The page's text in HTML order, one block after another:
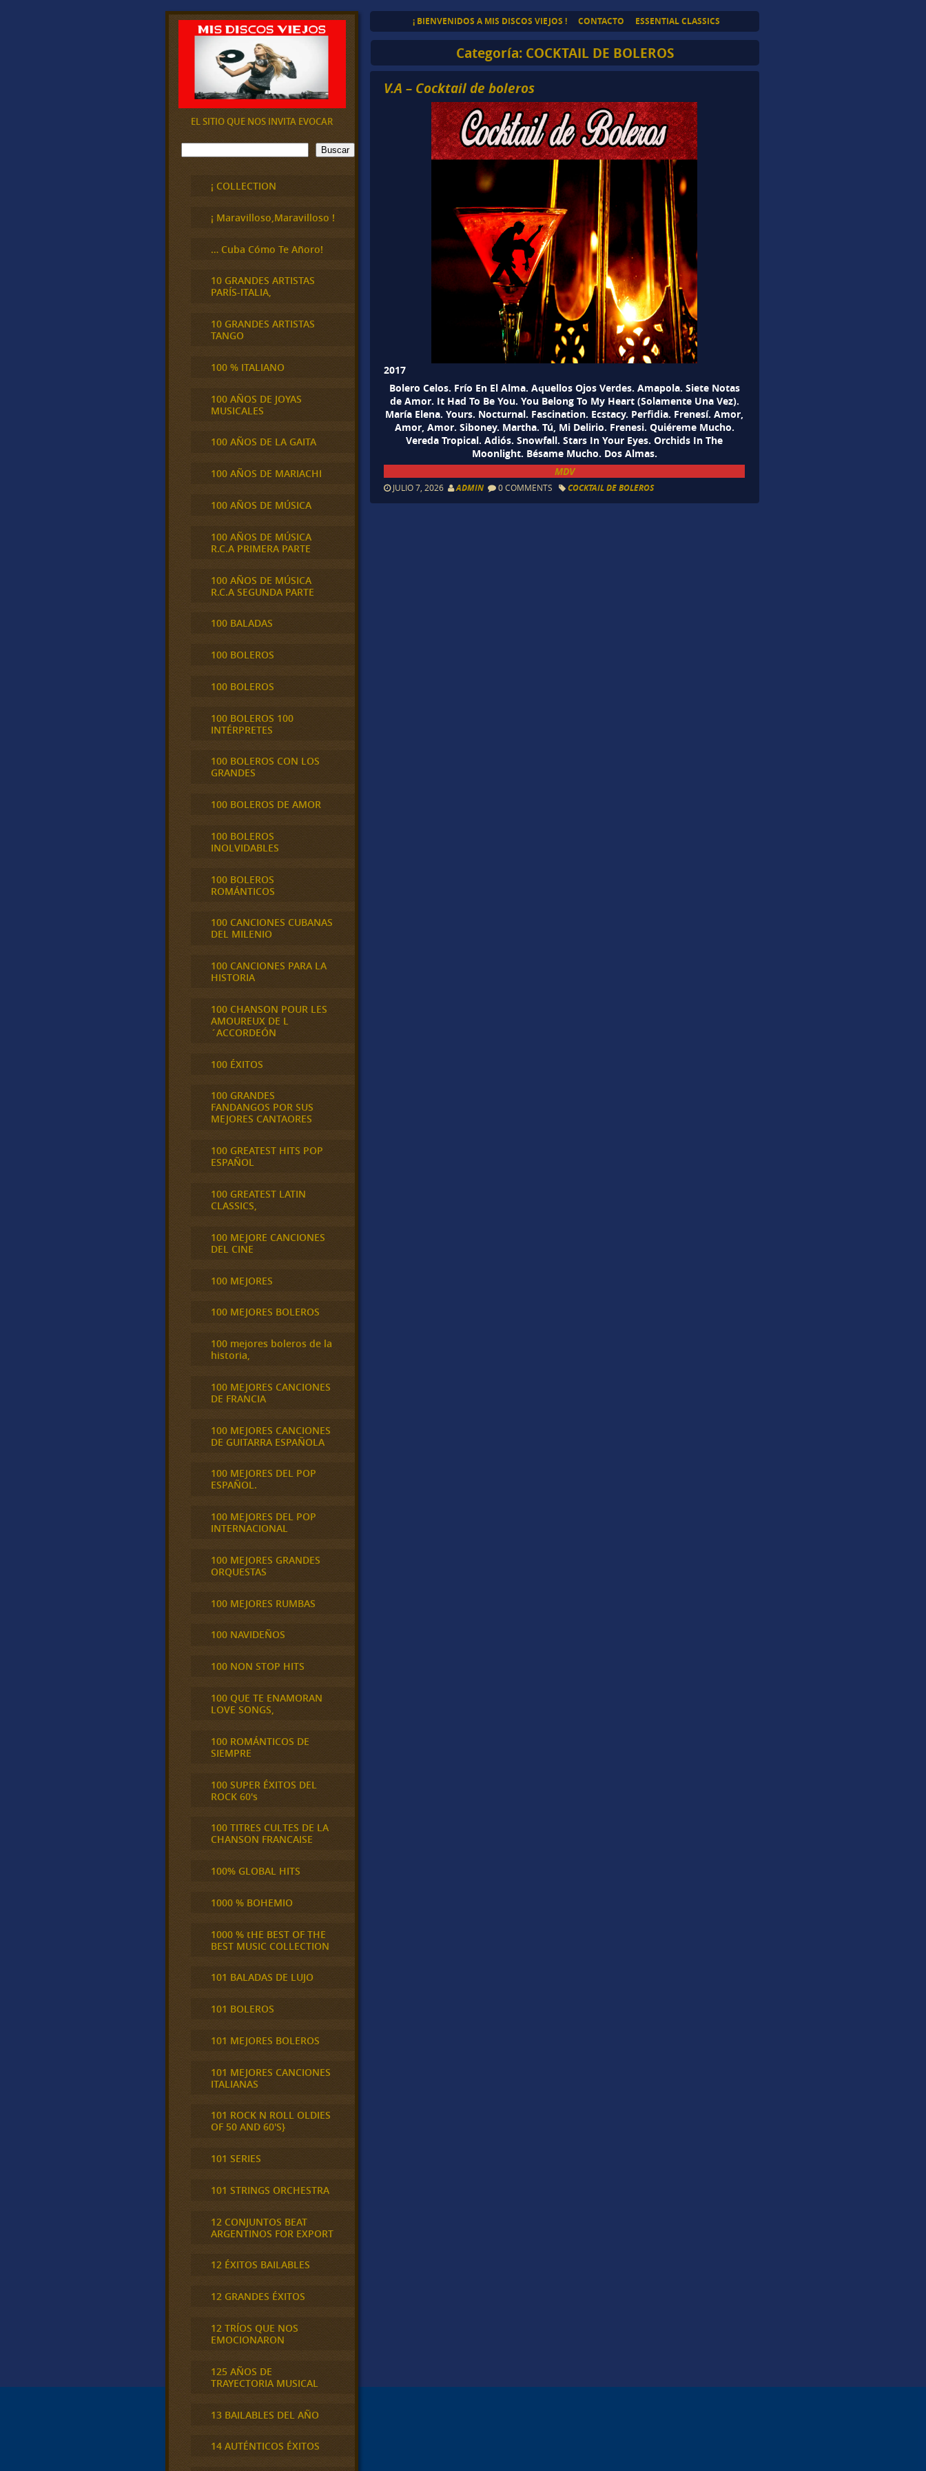
¡ BIENVENIDOS A MIS DISCOS VIEJOS ! CONTACTO ESSENTIAL CLASSICS
Categoría: COCKTAIL DE BOLEROS
V.A – Cocktail de boleros
2017
Bolero Celos. Frío En El Alma. Aquellos Ojos Verdes. Amapola. Siete Notas
de Amor. It Had To Be You. You Belong To My Heart (Solamente Una Vez).
María Elena. Yours. Nocturnal. Fascination. Ecstacy. Perfidia. Frenesí. Amor,
Amor, Amor. Siboney. Martha. Tú, Mi Delirio. Frenesi. Quiéreme Mucho.
Vereda Tropical. Adiós. Snowfall. Stars In Your Eyes. Orchids In The
Moonlight. Bésame Mucho. Dos Almas.
MDV
JULIO 7, 2026 ADMIN 0 COMMENTS COCKTAIL DE BOLEROS
EL SITIO QUE NOS INVITA EVOCAR
B
u
Buscar
¡ COLLECTION
¡ Maravilloso,Maravilloso !
… Cuba Cómo Te Añoro!
10 GRANDES ARTISTAS
PARÍS-ITALIA,
10 GRANDES ARTISTAS
TANGO
100 % ITALIANO
100 AÑOS DE JOYAS
MUSICALES
100 AÑOS DE LA GAITA
100 AÑOS DE MARIACHI
100 AÑOS DE MÚSICA
100 AÑOS DE MÚSICA
R.C.A PRIMERA PARTE
100 AÑOS DE MÚSICA
R.C.A SEGUNDA PARTE
100 BALADAS
100 BOLEROS
100 BOLEROS
100 BOLEROS 100
INTÉRPRETES
100 BOLEROS CON LOS
GRANDES
100 BOLEROS DE AMOR
100 BOLEROS
INOLVIDABLES
100 BOLEROS
ROMÁNTICOS
100 CANCIONES CUBANAS
DEL MILENIO
100 CANCIONES PARA LA
HISTORIA
100 CHANSON POUR LES
AMOUREUX DE L
´ACCORDEÓN
100 ÉXITOS
100 GRANDES
FANDANGOS POR SUS
MEJORES CANTAORES
100 GREATEST HITS POP
ESPAÑOL
100 GREATEST LATIN
CLASSICS,
100 MEJORE CANCIONES
DEL CINE
100 MEJORES
100 MEJORES BOLEROS
100 mejores boleros de la
historia,
100 MEJORES CANCIONES
DE FRANCIA
100 MEJORES CANCIONES
DE GUITARRA ESPAÑOLA
100 MEJORES DEL POP
ESPAÑOL.
100 MEJORES DEL POP
INTERNACIONAL
100 MEJORES GRANDES
ORQUESTAS
100 MEJORES RUMBAS
100 NAVIDEÑOS
100 NON STOP HITS
100 QUE TE ENAMORAN
LOVE SONGS,
100 ROMÁNTICOS DE
SIEMPRE
100 SUPER ÉXITOS DEL
ROCK 60's
100 TITRES CULTES DE LA
CHANSON FRANCAISE
100% GLOBAL HITS
1000 % BOHEMIO
1000 % tHE BEST OF THE
BEST MUSIC COLLECTION
101 BALADAS DE LUJO
101 BOLEROS
101 MEJORES BOLEROS
101 MEJORES CANCIONES
ITALIANAS
101 ROCK N ROLL OLDIES
OF 50 AND 60'S}
101 SERIES
101 STRINGS ORCHESTRA
12 CONJUNTOS BEAT
ARGENTINOS FOR EXPORT
12 ÉXITOS BAILABLES
12 GRANDES ÉXITOS
12 TRÍOS QUE NOS
EMOCIONARON
125 AÑOS DE
TRAYECTORIA MUSICAL
13 BAILABLES DEL AÑO
14 AUTÉNTICOS ÉXITOS